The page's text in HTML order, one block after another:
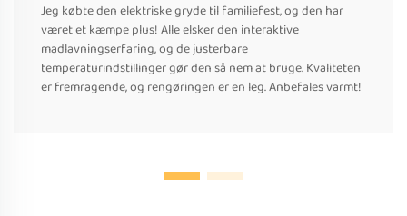
Jeg købte den elektriske gryde til familiefest, og den har
været et kæmpe plus! Alle elsker den interaktive
madlavningserfaring, og de justerbare
temperaturindstillinger gør den så nem at bruge. Kvaliteten
er fremragende, og rengøringen er en leg. Anbefales varmt!